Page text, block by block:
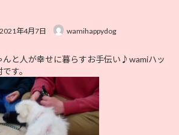
最
2021年4月7日 wamihappydog
と人が幸せに暮らすお手伝い♪wamiハッ
す。